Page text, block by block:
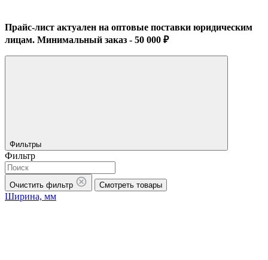
Прайс-лист актуален на оптовые поставки юридическим
лицам. Минимальный заказ - 50 000 ₽
Фильтры
Фильтр
Очистить фильтр Смотреть товары
Ширина, мм